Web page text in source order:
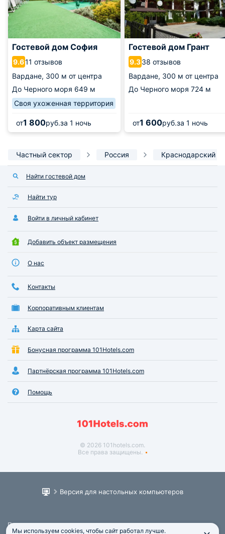
Гостевой дом София
9.611 отзывов
Вардане, 300 м от центра
До Черного моря 649 м
Своя ухоженная территория
от1 800руб.за 1 ночь
Гостевой дом Грант
9.338 отзывов
Вардане, 300 м от центра
До Черного моря 724 м
от1 600руб.за 1 ночь
Частный сектор Россия Краснодарский
Найти гостевой дом
Найти тур
Войти в личный кабинет
Добавить объект размещения
О нас
Контакты
Корпоративным клиентам
Карта сайта
Бонусная программа 101Hotels.com
Партнёрская программа 101Hotels.com
Помощь
© 2026 101hotels.com.
Все права защищены.
Версия для настольных компьютеров
Пользовательское соглашение
Мы используем cookies, чтобы сайт работал лучше.